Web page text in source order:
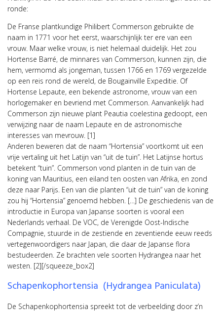
ronde:
De Franse plantkundige Philibert Commerson gebruikte de
naam in 1771 voor het eerst, waarschijnlijk ter ere van een
vrouw. Maar welke vrouw, is niet helemaal duidelijk. Het zou
Hortense Barré, de minnares van Commerson, kunnen zijn, die
hem, vermomd als jongeman, tussen 1766 en 1769 vergezelde
op een reis rond de wereld, de Bougainville Expeditie. Of
Hortense Lepaute, een bekende astronome, vrouw van een
horlogemaker en bevriend met Commerson. Aanvankelijk had
Commerson zijn nieuwe plant Peautia coelestina gedoopt, een
verwijzing naar de naam Lepaute en de astronomische
interesses van mevrouw. [1]
Anderen beweren dat de naam “Hortensia” voortkomt uit een
vrije vertaling uit het Latijn van “uit de tuin”. Het Latijnse hortus
betekent “tuin”. Commerson vond planten in de tuin van de
koning van Mauritius, een eiland ten oosten van Afrika, en zond
deze naar Parijs. Een van die planten “uit de tuin” van de koning
zou hij “Hortensia” genoemd hebben. […] De geschiedenis van de
introductie in Europa van Japanse soorten is vooral een
Nederlands verhaal. De VOC, de Verenigde Oost-Indische
Compagnie, stuurde in de zestiende en zeventiende eeuw reeds
vertegenwoordigers naar Japan, die daar de Japanse flora
bestudeerden. Ze brachten vele soorten Hydrangea naar het
westen. [2][/squeeze_box2]
Schapenkophortensia (Hydrangea Paniculata)
De Schapenkophortensia spreekt tot de verbeelding door z’n